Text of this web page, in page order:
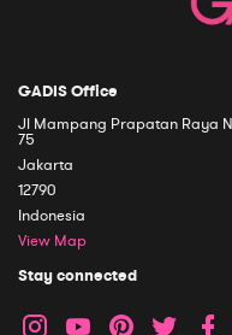
GADIS Office
Jl Mampang Prapatan Raya
75
Jakarta
12790
Indonesia
View Map
Stay connected